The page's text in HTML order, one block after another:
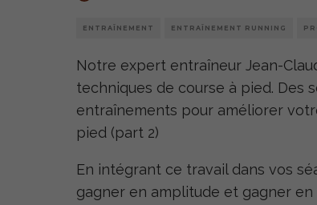
ENTRAÎNEMENT ENTRAÎNEMENT RUNNING
Notre expert entraîneur Jean-
techniques de course à pied. Des
entraînements pour améliorer
pied (part 2)
En intégrant ce travail dans vos
gagner en amplitude et gagner